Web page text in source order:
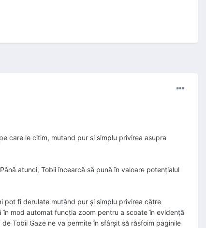
care le citim, mutand pur si simplu privirea asupra
atunci, Tobii încearcă să pună în valoare potenţialul
pot fi derulate mutând pur şi simplu privirea către
mod automat funcţia zoom pentru a scoate în evidenţă
Tobii Gaze ne va permite în sfârşit să răsfoim paginile